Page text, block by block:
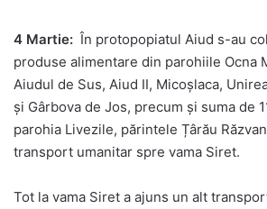
4 Martie: În protopopiatul Aiud s-au
produse alimentare din parohiile Ocna
Aiudul de Sus, Aiud II, Micoșlaca,
și Gârbova de Jos, precum și suma de
parohia Livezile, părintele Țârău
transport umanitar spre vama Siret.
Tot la vama Siret a ajuns un alt